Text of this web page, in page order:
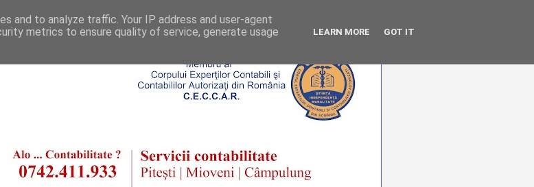
and to analyze traffic. Your IP address and user-agent
metrics to ensure quality of service, generate usage
LEARN MORE GOT IT